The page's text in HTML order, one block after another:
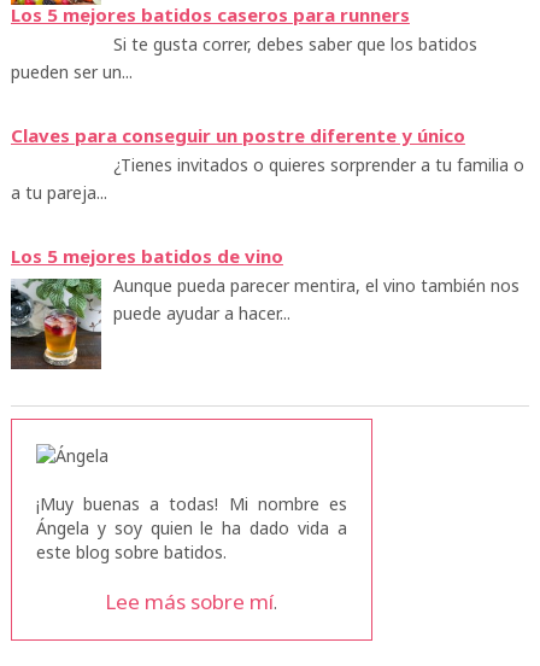
Los 5 mejores batidos caseros para runners
Si te gusta correr, debes saber que los batidos
pueden ser un...
Claves para conseguir un postre diferente y único
¿Tienes invitados o quieres sorprender a tu familia o
a tu pareja...
Los 5 mejores batidos de vino
Aunque pueda parecer mentira, el vino también nos
puede ayudar a hacer...
¡Muy buenas a todas! Mi nombre es
Ángela y soy quien le ha dado vida a
este blog sobre batidos.
Lee más sobre mí.